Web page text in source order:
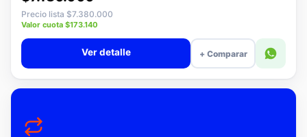
$7.180.000
Precio lista $7.380.000
Valor cuota $173.140
+ Comparar